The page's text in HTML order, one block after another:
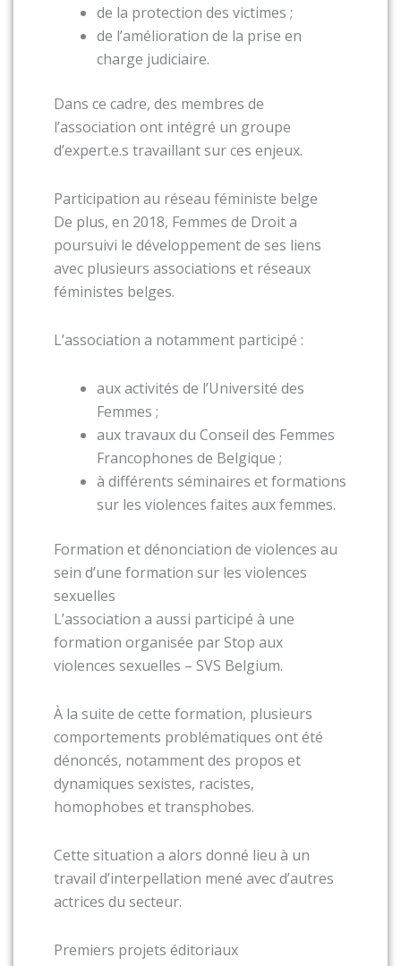
de la protection des victimes ;
de l’amélioration de la prise en
charge judiciaire.
Dans ce cadre, des membres de
l’association ont intégré un groupe
d’expert.e.s travaillant sur ces enjeux.
Participation au réseau féministe belge
De plus, en 2018, Femmes de Droita
poursuivi le développement de ses liens
avec plusieurs associations et réseaux
féministes belges.
L’association a notamment participé :
aux activités de l’Université des
Femmes ;
aux travaux du Conseil des Femmes
Francophones de Belgique ;
à différents séminaires et formations
sur les violences faites aux femmes.
Formation et dénonciation de violences au
sein d’une formation sur les violences
sexuelles
L’association a aussi participé à une
formation organisée parStop aux
violences sexuelles – SVS Belgium.
À la suite de cette formation, plusieurs
comportements problématiques ont été
dénoncés, notamment des propos et
dynamiques sexistes, racistes,
homophobes et transphobes.
Cette situation a alors donné lieu à un
travail d’interpellation mené avec d’autres
actrices du secteur.
Premiers projets éditoriaux